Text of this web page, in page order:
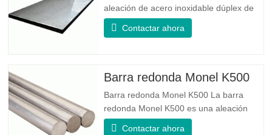
aleación de acero inoxidable dúplex de
grado dúplex estándar. Tiene la
microestructura de igual proporción de
estabilidad mecánica confiable, ductilidad
Contactar ahora
Barra redonda Monel K500
Barra redonda Monel K500 La barra
redonda Monel K500 es una aleación
endurecida por envejecimiento, cuya
Contactar ahora